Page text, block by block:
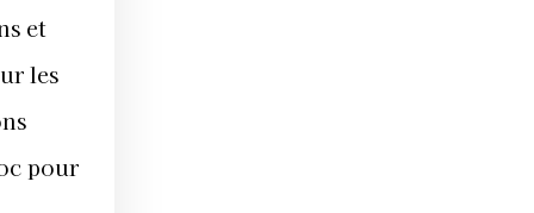
et
les
pour